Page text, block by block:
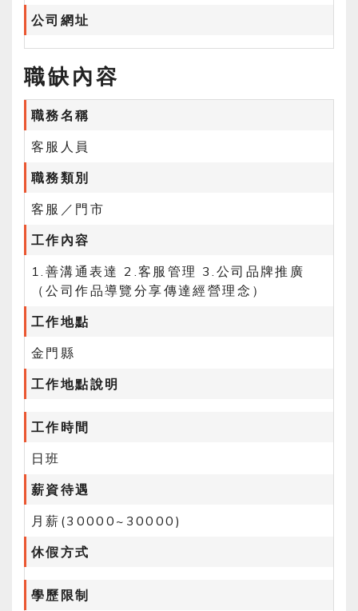
公司網址
職缺內容
職務名稱
客服人員
職務類別
客服／門市
工作內容
1.善溝通表達 2.客服管理 3.公司品牌推廣
（公司作品導覽分享傳達經營理念）
工作地點
金門縣
工作地點說明
工作時間
日班
薪資待遇
月薪(30000~30000)
休假方式
學歷限制